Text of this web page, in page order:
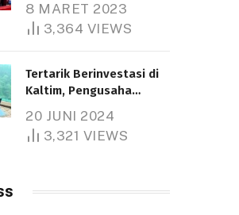
Telah dibaca : 5.260 Kali.
8 MARET 2023
3,364 VIEWS
Tertarik Berinvestasi di
Kaltim, Pengusaha
1.000 Hektare
Telah dibaca : 1.281 Kali.
20 JUNI 2024
3,321 VIEWS